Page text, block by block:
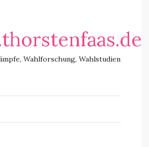
Wahlforschung, Wahlstudien